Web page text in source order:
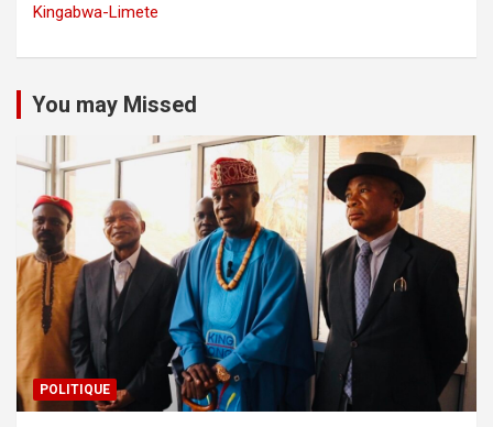
Kingabwa-Limete
You may Missed
POLITIQUE